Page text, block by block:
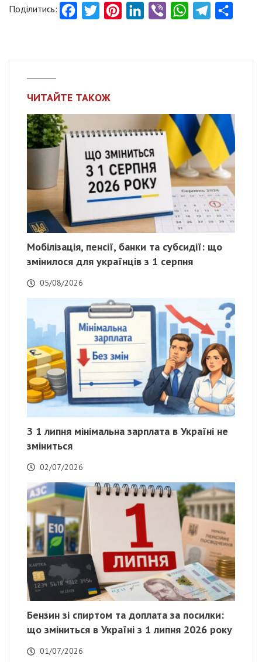
Поділитись: FacebookTwitter PinterestLinkedInViber WhatsAppTelegram
ЧИТАЙТЕ ТАКОЖ
Мобілізація, пенсії, банки та субсидії: що
змінилося для українців з 1 серпня
05/08/2026
З 1 липня мінімальна зарплата в Україні не
зміниться
02/07/2026
Бензин зі спиртом та доплата за посилки:
що зміниться в Україні з 1 липня 2026 року
01/07/2026